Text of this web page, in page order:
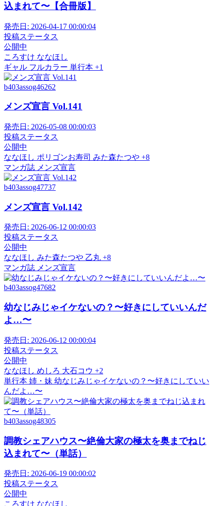
込まれて〜【合冊版】
発売日: 2026-04-17 00:00:04
投稿ステータス
公開中
ころすけ ななほし
ギャル フルカラー 単行本 +1
b403assog46262
メンズ宣言 Vol.141
発売日: 2026-05-08 00:00:03
投稿ステータス
公開中
ななほし ポリゴンお寿司 みた森たつや +8
マンガ誌 メンズ宣言
b403assog47737
メンズ宣言 Vol.142
発売日: 2026-06-12 00:00:03
投稿ステータス
公開中
ななほし みた森たつや 乙丸 +8
マンガ誌 メンズ宣言
b403assog47682
幼なじみじゃイケないの？〜好きにしていいんだ
よ…〜
発売日: 2026-06-12 00:00:04
投稿ステータス
公開中
ななほし めしろ 大石コウ +2
単行本 姉・妹 幼なじみじゃイケないの？〜好きにしていい
んだよ…〜
b403assog48305
調教シェアハウス〜絶倫大家の極太を奥までねじ
込まれて〜（単話）
発売日: 2026-06-19 00:00:02
投稿ステータス
公開中
ころすけ ななほし